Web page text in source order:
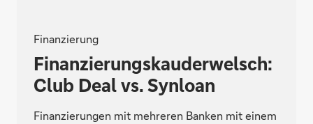
Finanzierung
Finanzierungskauderwelsch:
Club Deal vs. Synloan
Finanzierungen mit mehreren Banken mit einem